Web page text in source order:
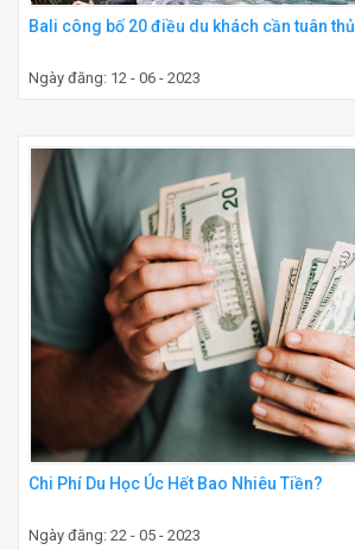
Bali công bố 20 điều du khách cần tuân thủ
Ngày đăng: 12 - 06 - 2023
Chi Phí Du Học Úc Hết Bao Nhiêu Tiền?
Ngày đăng: 22 - 05 - 2023